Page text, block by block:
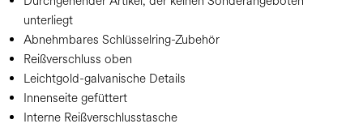
unterliegt
Abnehmbares Schlüsselring-Zubehör
Reißverschluss oben
Leichtgold-galvanische Details
Innenseite gefüttert
Interne Reißverschlusstasche